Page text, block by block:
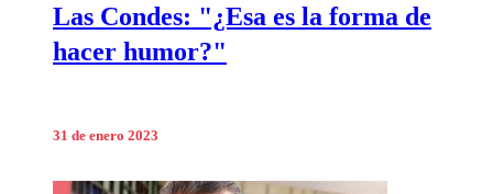
Las Condes: "¿Esa es la forma de
hacer humor?"
31 de enero 2023